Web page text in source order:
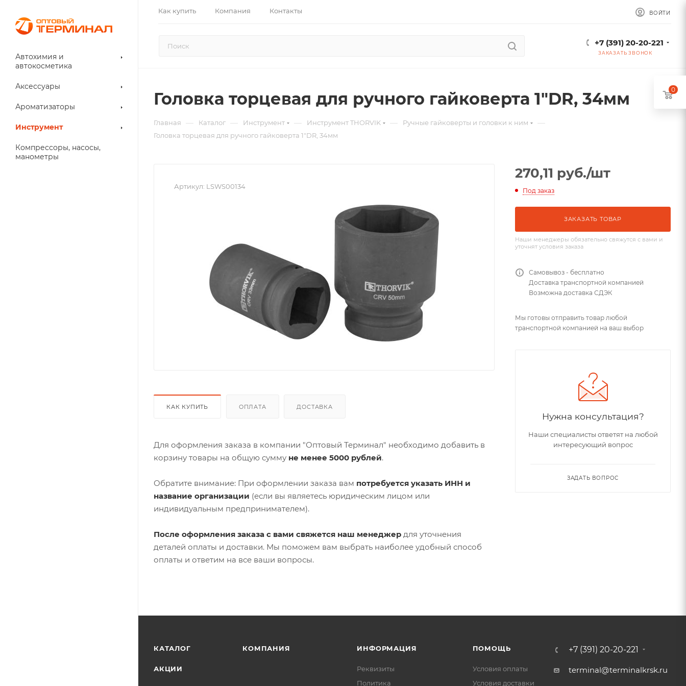
Как купить Компания Контакты ВОЙТИ
+7 (391) 20-20-221
ЗАКАЗАТЬ ЗВОНОК
Автохимия и
автокосметика
Аксессуары
Ароматизаторы
Инструмент
Компрессоры, насосы,
манометры
Головка торцевая для ручного гайковерта 1"DR, 34мм
Главная — Каталог — Инструмент — Инструмент THORVIK — Ручные гайковерты и головки к ним —
Головка торцевая для ручного гайковерта 1"DR, 34мм
Артикул: LSWS00134
КАК КУПИТЬ ОПЛАТА ДОСТАВКА
Для оформления заказа в компании "Оптовый Терминал" необходимо добавить в
корзину товары на общую сумму не менее 5000 рублей.
Обратите внимание: При оформлении заказа вам потребуется указать ИНН и
название организации (если вы являетесь юридическим лицом или
индивидуальным предпринимателем).
После оформления заказа с вами свяжется наш менеджер для уточнения
деталей оплаты и доставки. Мы поможем вам выбрать наиболее удобный способ
оплаты и ответим на все ваши вопросы.
270,11 руб./шт
Под заказ
ЗАКАЗАТЬ ТОВАР
Наши менеджеры обязательно свяжутся с вами и
уточнят условия заказа
Самовывоз - бесплатно
Доставка транспортной компанией
Возможна доставка СДЭК
Мы готовы отправить товар любой
транспортной компанией на ваш выбор
Нужна консультация?
Наши специалисты ответят на любой
интересующий вопрос
ЗАДАТЬ ВОПРОС
КАТАЛОГ
АКЦИИ
КОМПАНИЯ ИНФОРМАЦИЯ
Реквизиты
Политика
ПОМОЩЬ
Условия оплаты
Условия доставки
+7 (391) 20-20-221
terminal@terminalkrsk.ru
0